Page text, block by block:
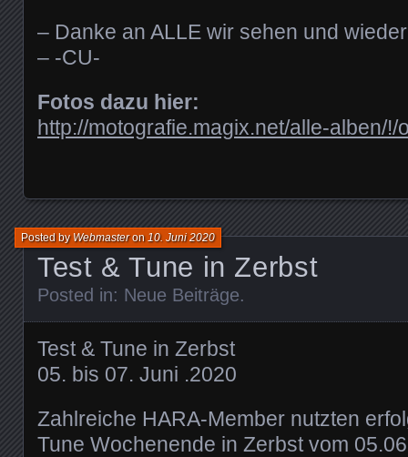
– Danke an ALLE wir sehen und
– -CU-
Fotos dazu hier:
http://motografie.magix.net/alle-alben/!/
Test & Tune in Zerbst
Posted byWebmasteron 10. Juni 2020
Posted in: Neue Beiträge.
Test & Tune in Zerbst
05. bis 07. Juni .2020
Zahlreiche HARA-Member nutzten
Tune Wochenende in Zerbst vom